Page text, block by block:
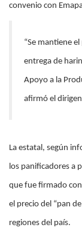
convenio con
“Se mantiene
entrega de
Apoyo a la
afirmó el
La estatal, según
los panificadores a
que fue firmado
el precio del “pan
regiones del país.